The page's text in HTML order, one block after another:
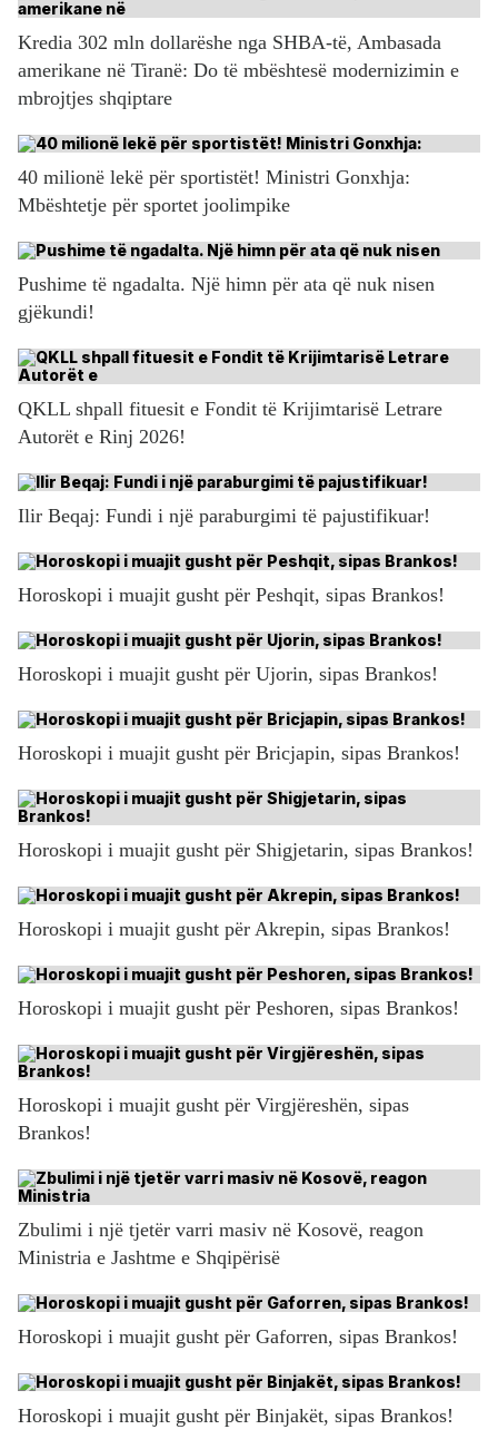
Kredia 302 mln dollarëshe nga SHBA-të, Ambasada
amerikane në Tiranë: Do të mbështesë modernizimin e
mbrojtjes shqiptare
40 milionë lekë për sportistët! Ministri Gonxhja:
Mbështetje për sportet joolimpike
Pushime të ngadalta. Një himn për ata që nuk nisen
gjëkundi!
QKLL shpall fituesit e Fondit të Krijimtarisë Letrare
Autorët e Rinj 2026!
Ilir Beqaj: Fundi i një paraburgimi të pajustifikuar!
Horoskopi i muajit gusht për Peshqit, sipas Brankos!
Horoskopi i muajit gusht për Ujorin, sipas Brankos!
Horoskopi i muajit gusht për Bricjapin, sipas Brankos!
Horoskopi i muajit gusht për Shigjetarin, sipas Brankos!
Horoskopi i muajit gusht për Akrepin, sipas Brankos!
Horoskopi i muajit gusht për Peshoren, sipas Brankos!
Horoskopi i muajit gusht për Virgjëreshën, sipas
Brankos!
Zbulimi i një tjetër varri masiv në Kosovë, reagon
Ministria e Jashtme e Shqipërisë
Horoskopi i muajit gusht për Gaforren, sipas Brankos!
Horoskopi i muajit gusht për Binjakët, sipas Brankos!